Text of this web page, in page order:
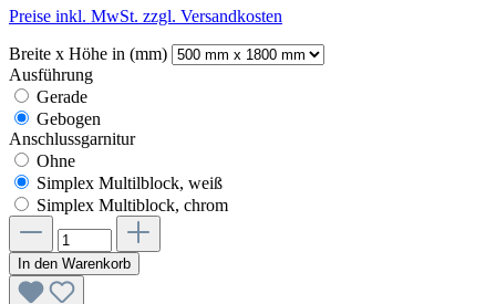
Preise inkl. MwSt. zzgl. Versandkosten
Breite x Höhe in (mm)
Ausführung
Gerade
Gebogen
Anschlussgarnitur
Ohne
Simplex Multilblock, weiß
Simplex Multiblock, chrom
In den Warenkorb